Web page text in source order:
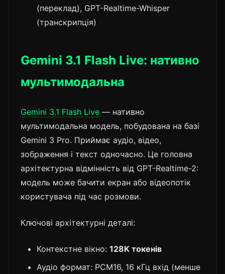
(переклад), GPT-Realtime-Whisper
(транскрипція)
Gemini 3.1 Flash Live: нативно
мультимодальна
Gemini 3.1 Flash Live — нативно
мультимодальна модель, побудована на базі
Gemini 3 Pro. Приймає аудіо, відео,
зображення і текст одночасно. Це головна
архітектурна відмінність від GPT-Realtime-2:
модель може бачити екран або відеопотік
користувача під час розмови.
Ключові архітектурні деталі:
Контекстне вікно: 128K токенів
Аудіо формат: PCM16, 16 кГц вхід (менше